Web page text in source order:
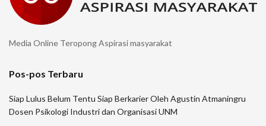
Media Online Teropong Aspirasi masyarakat
Pos-pos Terbaru
Siap Lulus Belum Tentu Siap Berkarier Oleh Agustin Atmaningru
Dosen Psikologi Industri dan Organisasi UNM